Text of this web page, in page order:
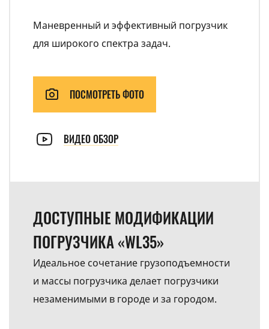
Маневренный и эффективный погрузчик
для широкого спектра задач.
ПОСМОТРЕТЬ ФОТО
ВИДЕО ОБЗОР
ДОСТУПНЫЕ МОДИФИКАЦИИ
ПОГРУЗЧИКА «WL35»
Идеальное сочетание грузоподъемности
и массы погрузчика делает погрузчики
незаменимыми в городе и за городом.